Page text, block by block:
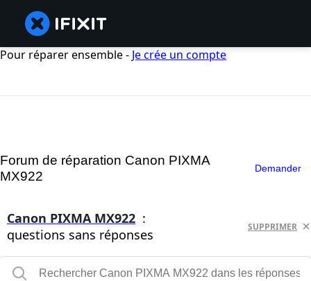
Pour réparer ensemble - Je crée un compte
Forum de réparation Canon PIXMA
MX922
Demander
Canon PIXMA MX922 :
questions sans réponses
SUPPRIMER